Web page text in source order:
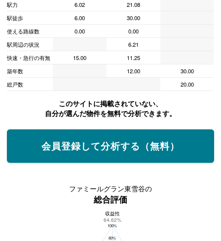
駅力
6.02
21.08
駅徒歩
6.00
30.00
使える路線数
0.00
0.00
駅周辺の状況
6.21
快速・急行の有無
15.00
11.25
築年数
12.00
30.00
総戸数
20.00
このサイトに掲載されていない、
自分が選んだ物件を無料で分析できます。
会員登録して分析する（無料）
ファミールグラン東雪谷の
総合評価
ファミールグラン東雪谷の総合評価
100%
80%
収益性
64.62%